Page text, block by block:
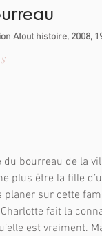
Atout histoire, 2008,
du bourreau de la
plus être la fille
planer sur cette
fait la
est vraiment.